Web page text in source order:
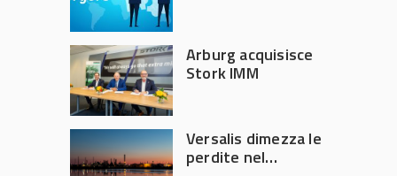
Arburg acquisisce
Stork IMM
Versalis dimezza le
perdite nel